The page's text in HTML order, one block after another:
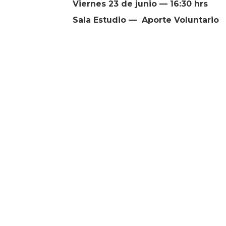
Viernes 23 de junio — 16:30 hrs
Sala Estudio — Aporte Voluntario